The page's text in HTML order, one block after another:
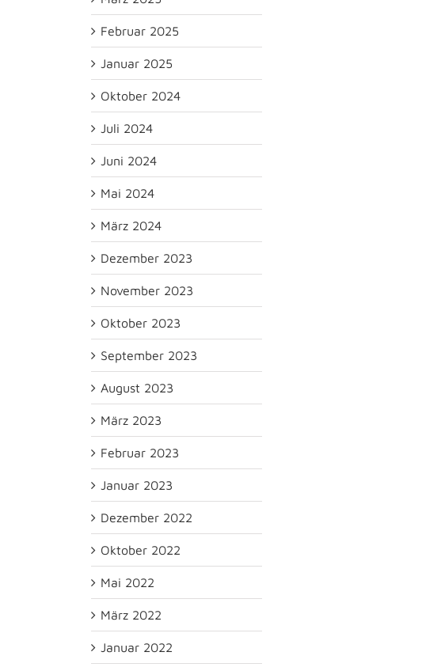
Februar 2025
Januar 2025
Oktober 2024
Juli 2024
Juni 2024
Mai 2024
März 2024
Dezember 2023
November 2023
Oktober 2023
September 2023
August 2023
März 2023
Februar 2023
Januar 2023
Dezember 2022
Oktober 2022
Mai 2022
März 2022
Januar 2022